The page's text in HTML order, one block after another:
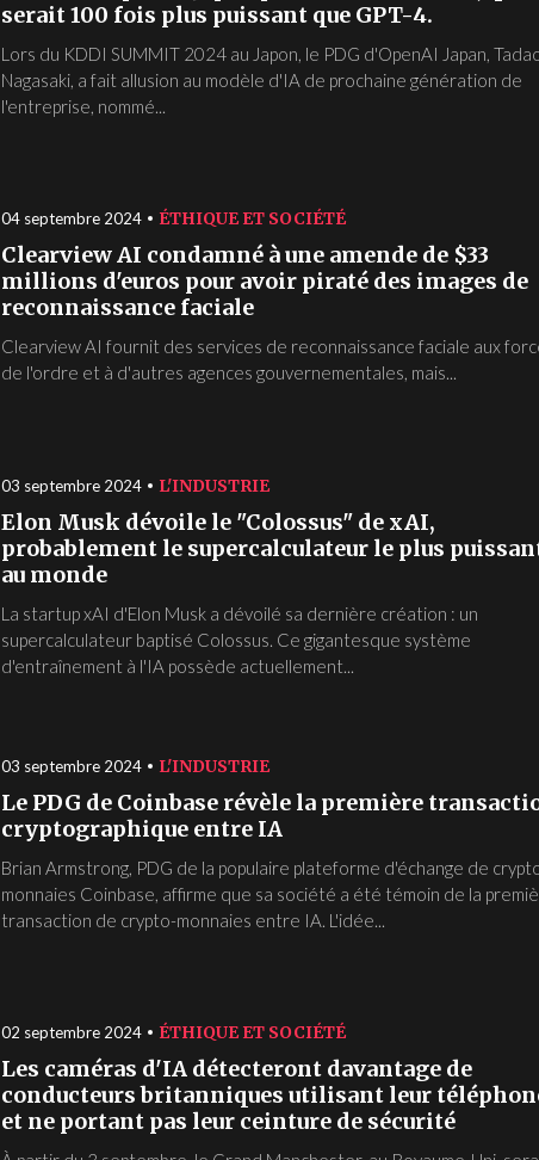
serait 100 fois plus puissant que GPT-4.
Lors du KDDI SUMMIT 2024 au Japon, le PDG d'OpenAI Japan,
Nagasaki, a fait allusion au modèle d'IA de prochaine génération de
l'entreprise, nommé...
04 septembre 2024 ÉTHIQUE ET SOCIÉTÉ
Clearview AI condamné à une amende de $33
millions d'euros pour avoir piraté des images de
reconnaissance faciale
Clearview AI fournit des services de reconnaissance faciale aux
de l'ordre et à d'autres agences gouvernementales, mais...
03 septembre 2024 L'INDUSTRIE
Elon Musk dévoile le "Colossus" de xAI,
probablement le supercalculateur le plus
au monde
La startup xAI d'Elon Musk a dévoilé sa dernière création : un
supercalculateur baptisé Colossus. Ce gigantesque système
d'entraînement à l'IA possède actuellement...
03 septembre 2024 L'INDUSTRIE
Le PDG de Coinbase révèle la première
cryptographique entre IA
Brian Armstrong, PDG de la populaire plateforme d'échange de
monnaies Coinbase, affirme que sa société a été témoin de la
transaction de crypto-monnaies entre IA. L'idée...
02 septembre 2024 ÉTHIQUE ET SOCIÉTÉ
Les caméras d'IA détecteront davantage de
conducteurs britanniques utilisant leur
et ne portant pas leur ceinture de sécurité